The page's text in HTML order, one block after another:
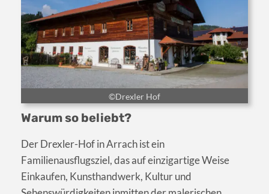
©Drexler Hof
Warum so beliebt?
Der Drexler-Hof in Arrach ist ein
Familienausflugsziel, das auf einzigartige Weise
Einkaufen, Kunsthandwerk, Kultur und